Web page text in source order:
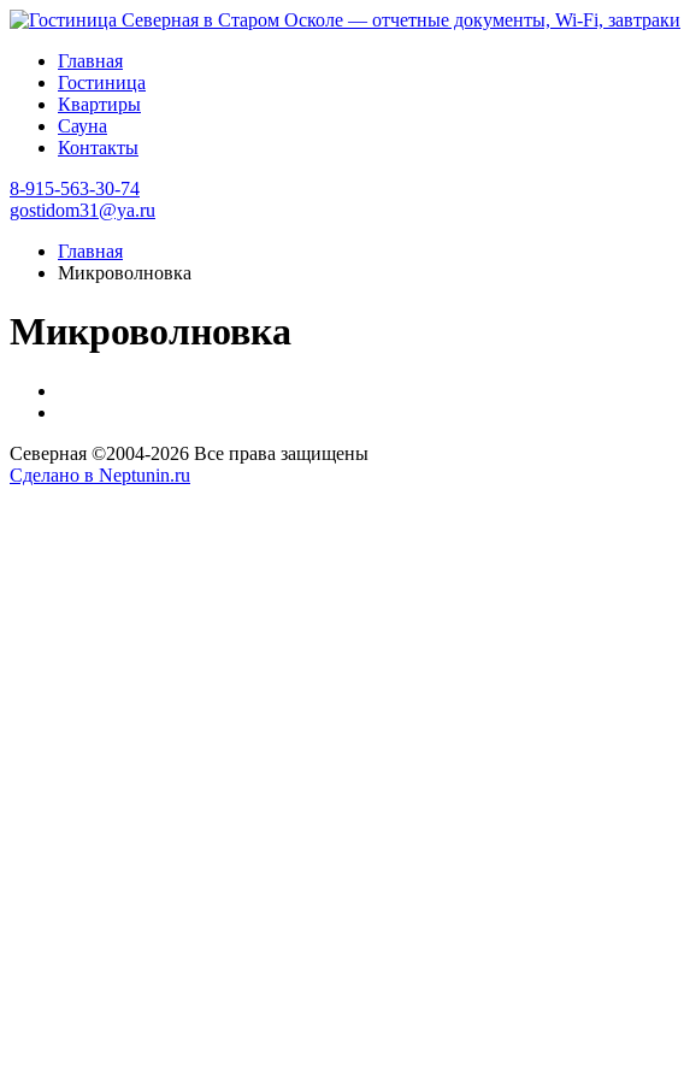
Главная
Гостиница
Квартиры
Сауна
Контакты
8-915-563-30-74
gostidom31@ya.ru
Главная
Микроволновка
Микроволновка
Северная ©2004-2026 Все права защищены
Сделано в Neptunin.ru